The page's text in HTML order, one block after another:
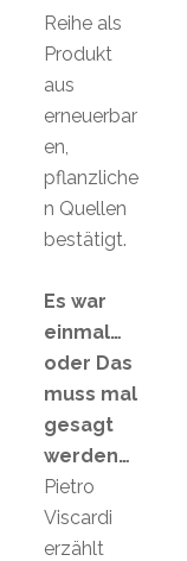
Reihe als
Produkt
aus
erneuerbar
en,
pflanzliche
n Quellen
bestätigt.
Es war
einmal…
oder Das
muss mal
gesagt
werden…
Pietro
Viscardi
erzählt